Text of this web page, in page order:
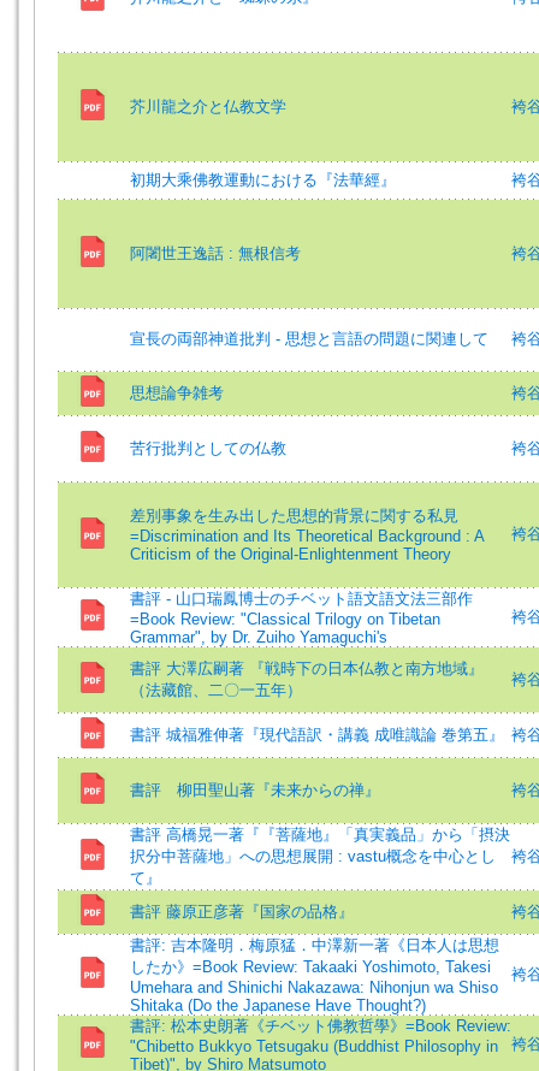
芥川龍之介と仏教文学 袴
初期大乘佛教運動における『法華經』 袴
阿闍世王逸話 : 無根信考 袴
宣長の両部神道批判 - 思想と言語の問題に関連して 袴
思想論争雑考 袴
苦行批判としての仏教 袴
差別事象を生み出した思想的背景に関する私見
=Discrimination and Its Theoretical Background : A
Criticism of the Original-Enlightenment Theory
袴
書評 - 山口瑞鳳博士のチベット語文語文法三部作
=Book Review: "Classical Trilogy on Tibetan
Grammar", by Dr. Zuiho Yamaguchi's
袴
書評 大澤広嗣著 『戦時下の日本仏教と南方地域』
（法藏館、二〇一五年）
袴
書評 城福雅伸著『現代語訳・講義 成唯識論 巻第五』 袴
書評 柳田聖山著『未来からの禅』 袴
書評 高橋晃一著『『菩薩地』「真実義品」から「摂決
択分中菩薩地」への思想展開 : vastu概念を中心とし
て』
袴
書評 藤原正彦著『国家の品格』
袴
書評: 吉本隆明．梅原猛．中澤新一著《日本人は思想
したか》=Book Review: Takaaki Yoshimoto, Takesi
Umehara and Shinichi Nakazawa: Nihonjun wa Shiso
Shitaka (Do the Japanese Have Thought?)
袴
書評: 松本史朗著《チベット佛教哲學》=Book Review:
"Chibetto Bukkyo Tetsugaku (Buddhist Philosophy in
Tibet)", by Shiro Matsumoto
袴